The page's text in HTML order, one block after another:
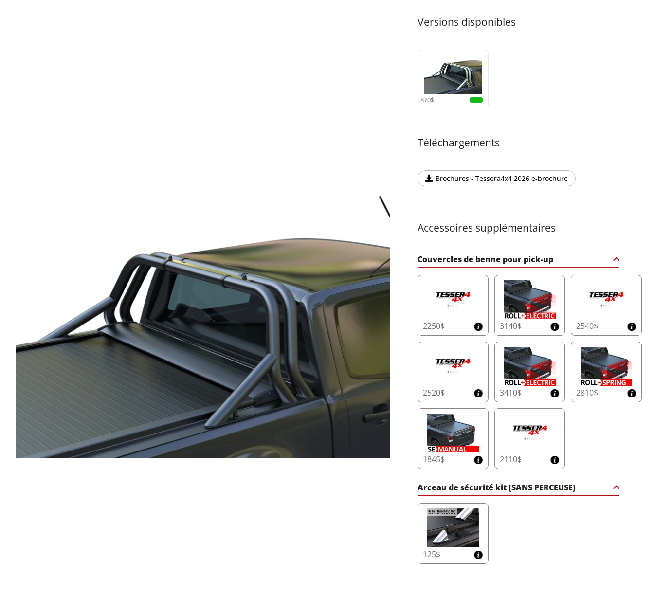
Transformez votre camion avec la barre de roll sportive noire
Versions disponibles
870$
Téléchargements
Brochures - Tessera4x4 2026 e-brochure
Accessoires supplémentaires
Couvercles de benne pour pick-up
2250$ 3140$ 2540$
2520$ 3410$ 2810$
1845$ 2110$
Arceau de sécurité kit (SANS PERCEUSE)
125$